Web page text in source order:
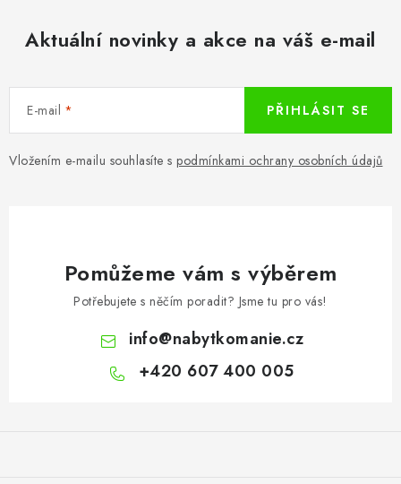
Aktuální novinky a akce na váš e-mail
E-mail
Vložením e-mailu souhlasíte s podmínkami ochrany osobních údajů
PŘIHLÁSIT SE
Pomůžeme vám s výběrem
Potřebujete s něčím poradit? Jsme tu pro vás!
info@nabytkomanie.cz
+420 607 400 005